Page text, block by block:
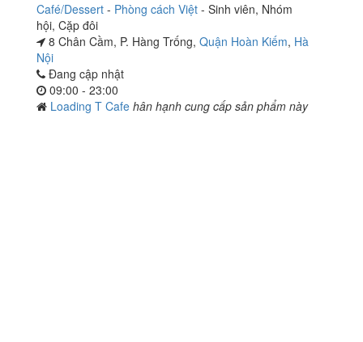
Café/Dessert - Phòng cách Việt - Sinh viên, Nhóm
hội, Cặp đôi
8 Chân Cầm, P. Hàng Trống, Quận Hoàn Kiếm, Hà
Nội
Đang cập nhật
09:00 - 23:00
Loading T Cafe hân hạnh cung cấp sản phẩm này